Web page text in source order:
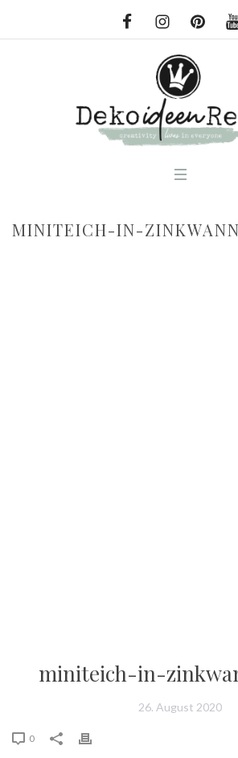
MINITEICH-IN-
miniteich-in-
26. August 2020
0